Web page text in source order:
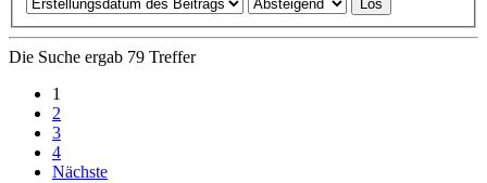
Die Suche ergab 79 Treffer
1
2
3
4
Nächste